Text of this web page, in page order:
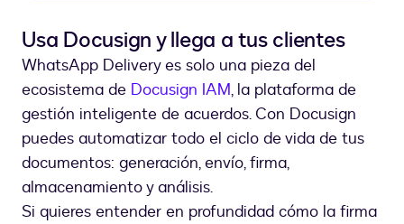
Usa Docusign y llega a tus clientes
WhatsApp Delivery es solo una pieza del
ecosistema de Docusign IAM, la plataforma de
gestión inteligente de acuerdos. Con Docusign
puedes automatizar todo el ciclo de vida de tus
documentos: generación, envío, firma,
almacenamiento y análisis.
Si quieres entender en profundidad cómo la firma